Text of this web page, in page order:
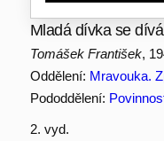
Mladá dívka se
Tomášek František,
Oddělení: Mravouka.
Pododdělení:
2. vyd.